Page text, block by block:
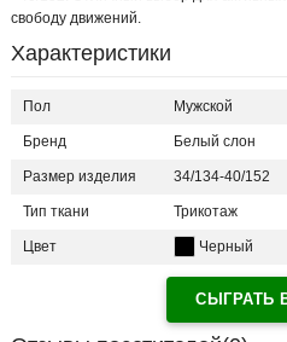
свободу движений.
Характеристики
Пол Мужской
Бренд Белый слон
Размер изделия 34/134-40/152
Тип ткани Трикотаж
Цвет Черный
СЫГРАТЬ